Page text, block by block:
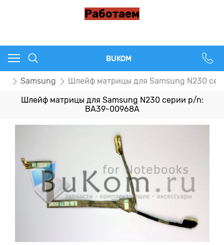
Работаем
BUKOM
Samsung Шлейф матрицы для Samsung N230
Шлейф матрицы для Samsung N230 серии p/n:
BA39-00968A